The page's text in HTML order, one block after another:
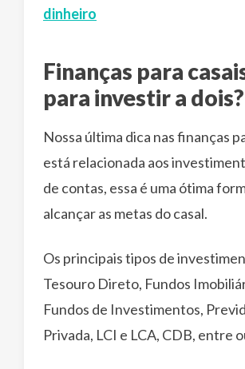
dinheiro
Finanças para
para investir a dois?
Nossa última dica nas finanças
está relacionada aos
de contas, essa é uma ótima
alcançar as metas do casal.
Os principais tipos de
Tesouro Direto, Fundos
Fundos de Investimentos,
Privada, LCI e LCA, CDB, entre